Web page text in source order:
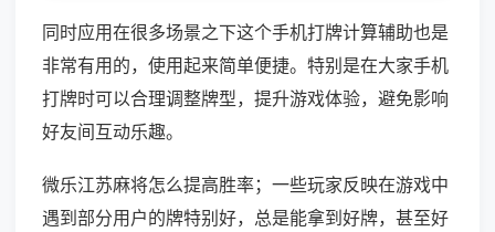
同时应用在很多场景之下这个手机打牌计算辅助也是
非常有用的，使用起来简单便捷。特别是在大家手机
打牌时可以合理调整牌型，提升游戏体验，避免影响
好友间互动乐趣。
微乐江苏麻将怎么提高胜率；一些玩家反映在游戏中
遇到部分用户的牌特别好，总是能拿到好牌，甚至好